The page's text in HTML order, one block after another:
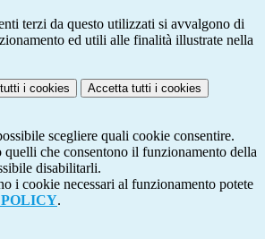
terzi da questo utilizzati si avvalgono di
ed utili alle finalità illustrate nella
i cookies Accetta tutti i cookies
scegliere quali cookie consentire.
quelli che consentono il funzionamento della
disabilitarli.
i cookie necessari al funzionamento potete
.